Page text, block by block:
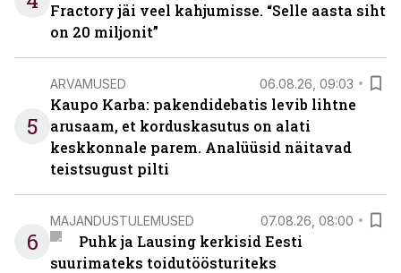
Fractory jäi veel kahjumisse. “Selle aasta siht
on 20 miljonit”
5
ARVAMUSED 06.08.26, 09:03
Kaupo Karba: pakendidebatis levib lihtne
arusaam, et korduskasutus on alati
keskkonnale parem. Analüüsid näitavad
teistsugust pilti
6
MAJANDUSTULEMUSED 07.08.26, 08:00
Puhk ja Lausing kerkisid Eesti
suurimateks toidutöösturiteks